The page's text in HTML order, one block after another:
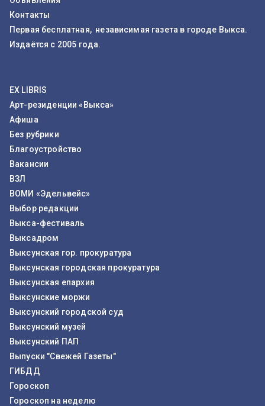
Контакты
Первая бесплатная, независимая газета в городе Выкса.
Издаётся с 2005 года.
EX LIBRIS
Арт-резиденции «Выкса»
Афиша
Без рубрики
Благоустройство
Вакансии
ВЗЛ
ВОМИ «Эдельвейс»
Выбор редакции
Выкса-фестиваль
Выксадром
Выксунская гор. прокуратура
Выксунская городская прокуратура
Выксунская епархия
Выксунские моржи
Выксунский городской суд
Выксунский музей
Выксунский ПАП
Выпуски "Свежей Газеты"
ГИБДД
Гороскоп
Гороскоп на неделю